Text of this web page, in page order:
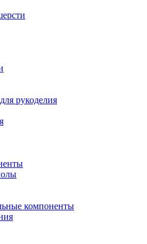
рукоделия
компоненты